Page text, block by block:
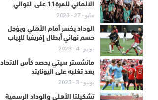
الالماني للمرة11 على التوالي
مايو - 27 - 2023
الوداد يخسر أمام الأهلي ويؤجل
حسم نهائي أبطال إفريقيا للإياب
يونيو - 4 - 2023
مانشستر سيتي يحصد كأس الاتحاد
بعد تغلبه على اليونايتد
يونيو - 3 - 2023
تشكيلتا الأهلي والوداد الرسمية